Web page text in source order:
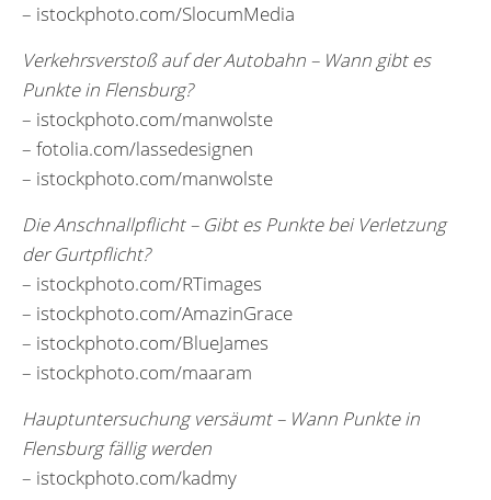
– istockphoto.com/SlocumMedia
Verkehrsverstoß auf der Autobahn – Wann gibt es
Punkte in Flensburg?
– istockphoto.com/manwolste
– fotolia.com/lassedesignen
– istockphoto.com/manwolste
Die Anschnallpflicht – Gibt es Punkte bei Verletzung
der Gurtpflicht?
– istockphoto.com/RTimages
– istockphoto.com/AmazinGrace
– istockphoto.com/BlueJames
– istockphoto.com/maaram
Hauptuntersuchung versäumt – Wann Punkte in
Flensburg fällig werden
– istockphoto.com/kadmy